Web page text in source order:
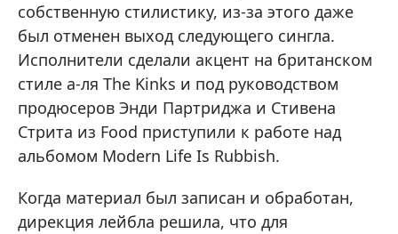
собственную стилистику, из-за этого даже
был отменен выход следующего сингла.
Исполнители сделали акцент на британском
стиле а-ля The Kinks и под руководством
продюсеров Энди Партриджа и Стивена
Стрита из Food приступили к работе над
альбомом Modern Life Is Rubbish.
Когда материал был записан и обработан,
дирекция лейбла решила, что для